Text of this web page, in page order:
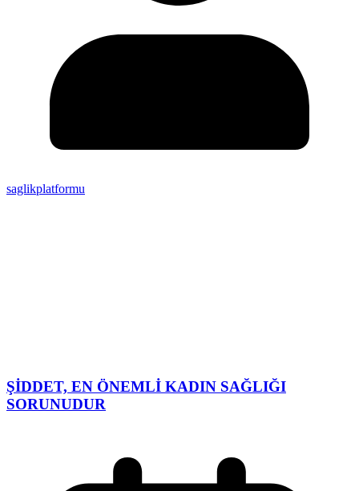
saglikplatformu
ŞİDDET, EN ÖNEMLİ KADIN SAĞLIĞI
SORUNUDUR